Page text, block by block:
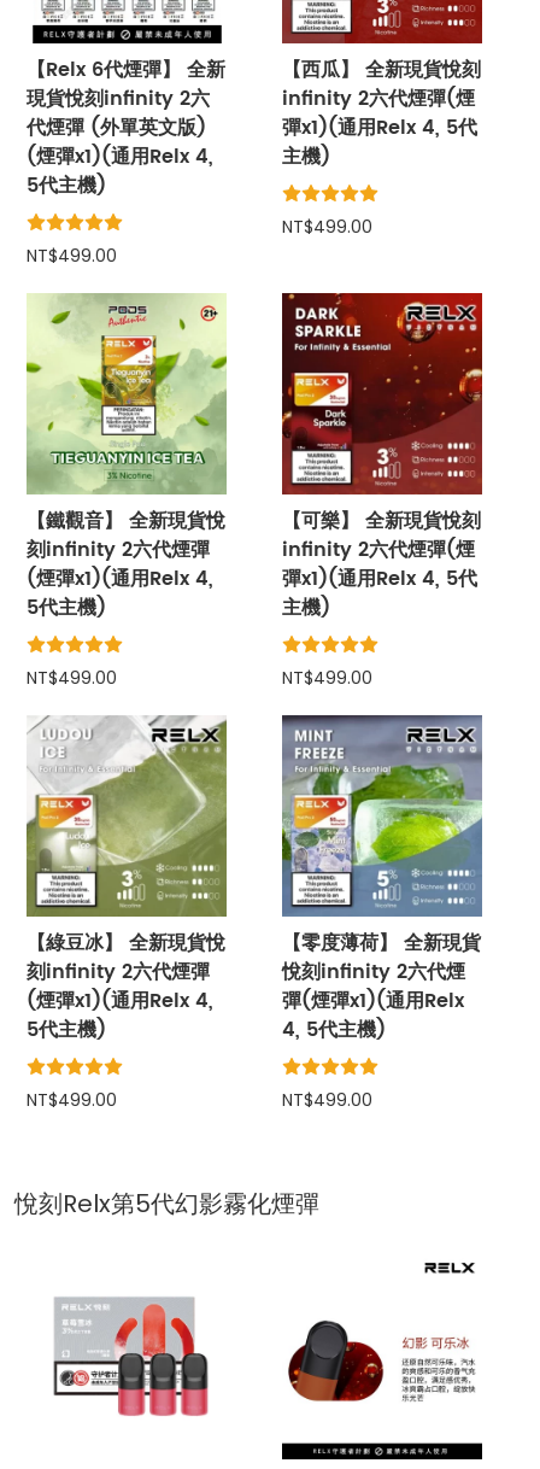
【Relx 6代煙彈】 全新
現貨悅刻infinity 2六
代煙彈 (外單英文版)
(煙彈x1)(通用Relx 4,
5代主機)
NT$499.00
【西瓜】 全新現貨悅刻
infinity 2六代煙彈(煙
彈x1)(通用Relx 4, 5代
主機)
NT$499.00
【鐵觀音】 全新現貨悅
刻infinity 2六代煙彈
(煙彈x1)(通用Relx 4,
5代主機)
NT$499.00
【可樂】 全新現貨悅刻
infinity 2六代煙彈(煙
彈x1)(通用Relx 4, 5代
主機)
NT$499.00
【綠豆冰】 全新現貨悅
刻infinity 2六代煙彈
(煙彈x1)(通用Relx 4,
5代主機)
NT$499.00
【零度薄荷】 全新現貨
悅刻infinity 2六代煙
彈(煙彈x1)(通用Relx
4, 5代主機)
NT$499.00
悅刻Relx第5代幻影霧化煙彈